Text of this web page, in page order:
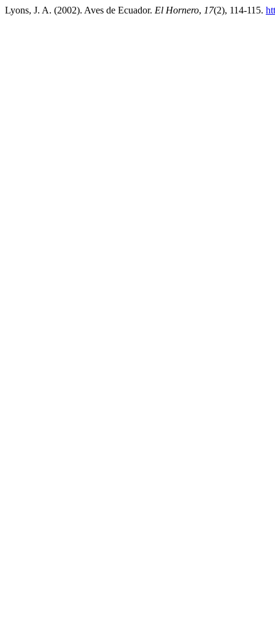
Lyons, J. A. (2002). Aves de Ecuador. El Hornero, 17(2), 114-115.